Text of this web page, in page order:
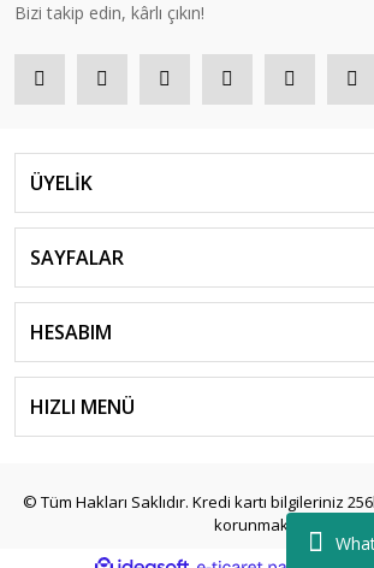
Bizi takip edin, kârlı çıkın!
ÜYELİK
SAYFALAR
HESABIM
HIZLI MENÜ
© Tüm Hakları Saklıdır. Kredi kartı bilgileriniz
korunmaktadır.